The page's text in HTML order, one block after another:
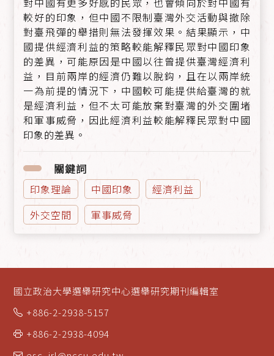
較好的印象，但中國不限制臺灣外交活動與撤除
對臺飛彈的舉措則無法發揮效果。結果顯示，中
國提供經濟利益的策略較能解釋民眾對中國印象
的差異，可能原因是中國以往曾提供臺灣經濟利
益，目前兩岸的經濟仍難以脫鈎，且在以兩岸統
一為前提的情況下，中國較可能提供給臺灣的就
是經濟利益，但不太可能放棄對臺灣的外交圍堵
和軍事威脅，因此經濟利益較能解釋民眾對中國
印象的差異。
關鍵詞
印象理論 中國印象
經濟利益
外交空間
軍事威脅
國立政治大學選舉研究中心選舉研究期刊編輯室
+886-2-2938-5157
+886-2-2938-4094